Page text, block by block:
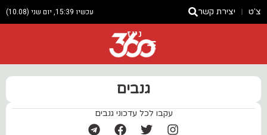
צ'ט יצירת קשר עכשיו 15:39, יום שני (10.08)
ניוז
גנבים
עקבו לכל עדכוני גנבים